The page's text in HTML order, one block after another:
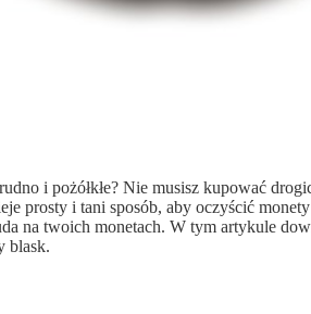
i pożółkłe? Nie musisz kupować
prosty i tani sposób, aby oczyścić
na twoich monetach. W tym artykule
blask.